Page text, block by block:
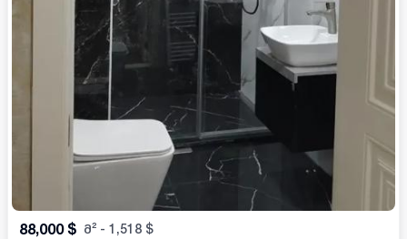
88,000 $ მ² - 1,518 $